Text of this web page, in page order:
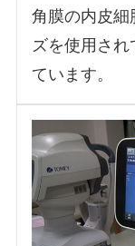
角膜の内皮細
ズを使用さ
ています。